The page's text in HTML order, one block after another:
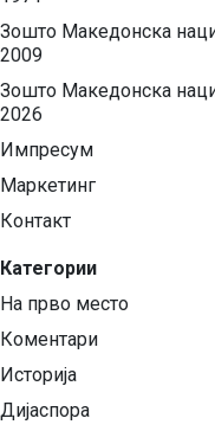
Зошто Македонска
2009
Зошто Македонска
2026
Импресум
Маркетинг
Контакт
Категории
На прво место
Коментари
Историја
Дијаспора